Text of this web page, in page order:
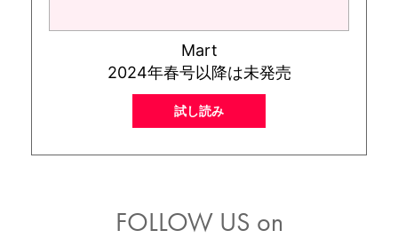
Mart
2024年春号以降は未発売
試し読み
FOLLOW US on